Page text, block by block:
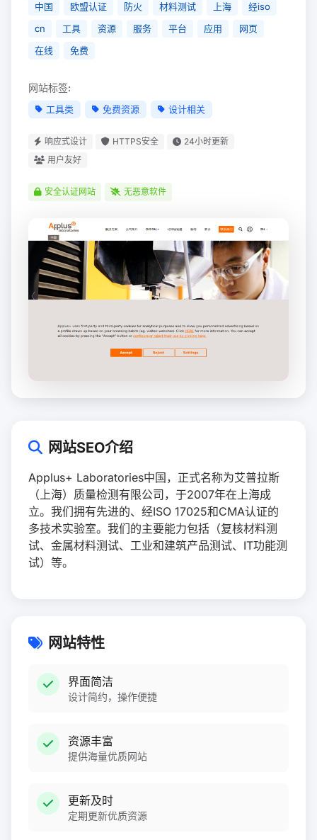
中国 欧盟认证 防火 材料测试 上海
经iso
cn
工具 资源 服务 平台 应用
网页
在线
免费
网站标签:
工具类 免费资源 设计相关
响应式设计 HTTPS安全
24小时更新
用户友好
安全认证网站 无恶意软件
网站SEO介绍
Applus+ Laboratories中国，正式名称为艾普拉斯
（上海）质量检测有限公司，于2007年在上海成
立。我们拥有先进的、经ISO 17025和CMA认证的
多技术实验室。我们的主要能力包括（复核材料测
试、金属材料测试、工业和建筑产品测试、IT功能测
试）等。
网站特性
界面简洁
设计简约，操作便捷
资源丰富
提供海量优质网站
更新及时
定期更新优质资源